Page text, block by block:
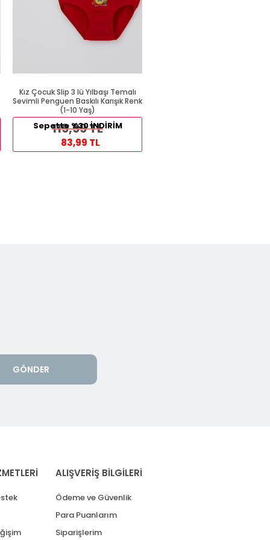
Kız Çocuk Slip 3 lü Yılbaşı Temalı
Sevimli Penguen Baskılı Karışık Renk
(1-10 Yaş)
119,99 TL
Sepette %30 İNDİRİM
83,99 TL
GÖNDER
ALIŞVERİŞ BİLGİLERİ
Ödeme ve Güvenlik
Para Puanlarım
Siparişlerim